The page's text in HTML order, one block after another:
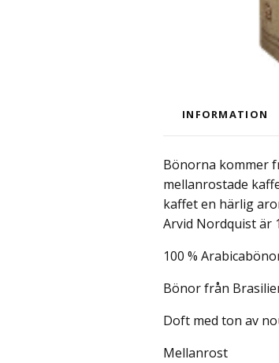
INFORMATION
Bönorna kommer
mellanrostade
kaffet en härlig
Arvid Nordquist är
100 %
Bönor från
Doft med ton av
Mellanrost